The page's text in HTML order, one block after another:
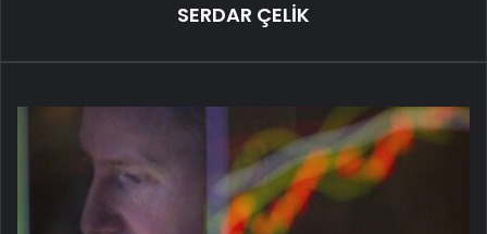
SERDAR ÇELİK